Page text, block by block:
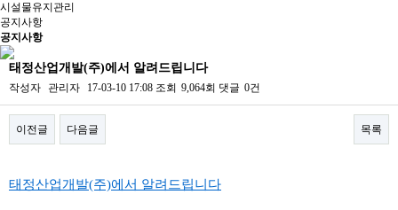
시설물유지관리
공지사항
공지사항
태정산업개발(주)에서 알려드립니다
작성자 관리자 17-03-10 17:08 조회 9,064회 댓글 0건
이전글 다음글 목록
태정산업개발(주)에서 알려드립니다